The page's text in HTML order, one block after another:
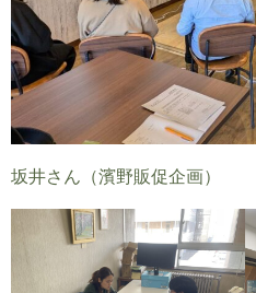
坂井さん（濱野販促企画）